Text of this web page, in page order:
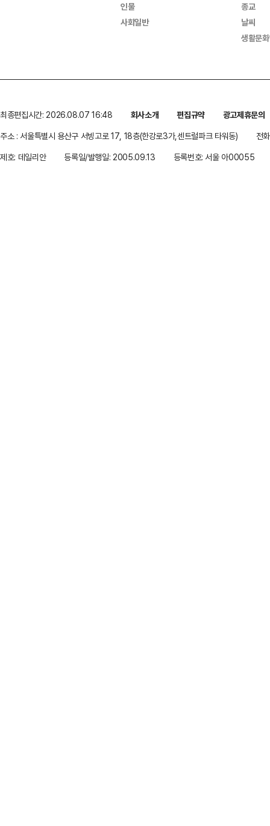
인물
사회일반
종교
날씨
생활문
최종편집시간: 2026.08.07 16:48 회사소개 편집규약
광고제휴문의
주소 : 서울특별시 용산구 서빙고로 17, 18층(한강로3가,센트럴파크 타워동)
전
제호: 데일리안
등록일/발행일: 2005.09.13 등록번호: 서울 아00055